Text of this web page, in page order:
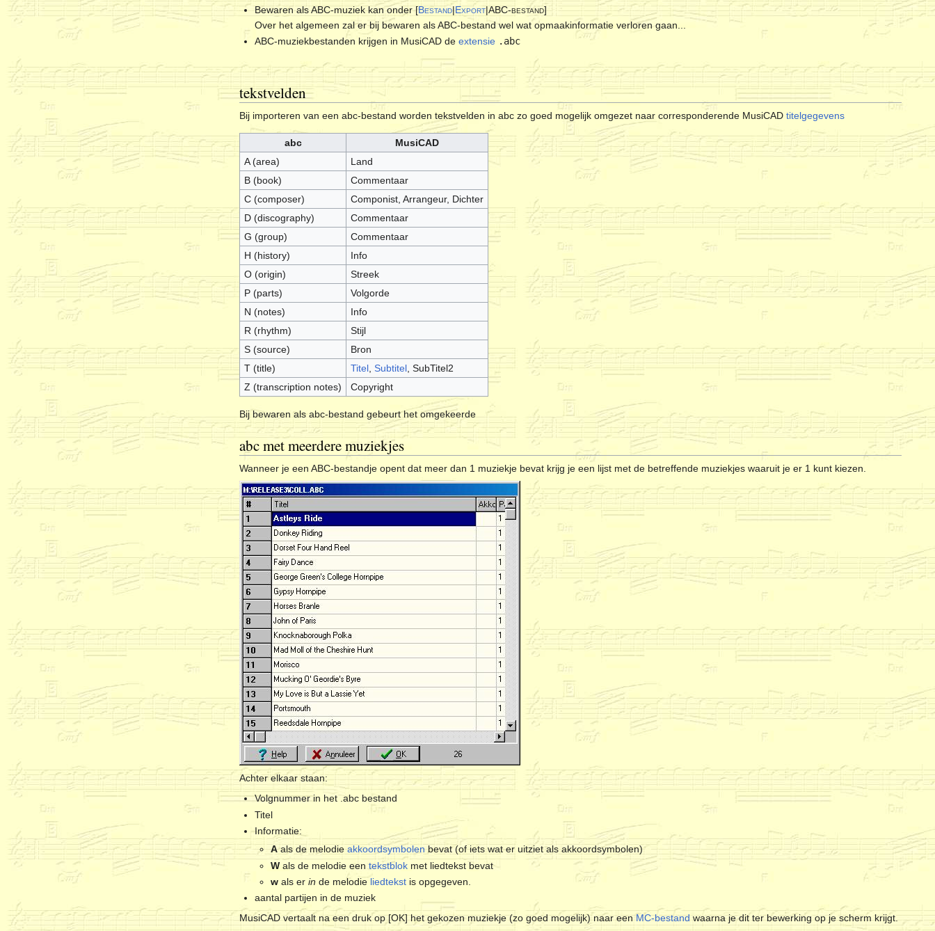
Bewaren als ABC-muziek kan onder [Bestand|Export|ABC-bestand]
Over het algemeen zal er bij bewaren als ABC-bestand wel wat opmaakinformatie verloren gaan...
ABC-muziekbestanden krijgen in MusiCAD deextensie .abc
tekstvelden
Bij importeren van een abc-bestand worden tekstvelden in abc zo goed mogelijk omgezet naar corresponderende MusiCAD titelgegevens
abc
MusiCAD
A (area)
Land
B (book)
Commentaar
C (composer)
Componist, Arrangeur, Dichter
D (discography)
Commentaar
G (group)
Commentaar
H (history)
Info
O (origin)
Streek
P (parts)
Volgorde
N (notes)
Info
R (rhythm)
Stijl
S (source)
Bron
T (title)
Titel, Subtitel, SubTitel2
Z (transcription notes)
Copyright
Bij bewaren als abc-bestand gebeurt het omgekeerde
abc met meerdere muziekjes
Wanneer je een ABC-bestandje opent dat meer dan 1 muziekje bevat krijg je een lijst met de betreffende muziekjes waaruit je er 1 kunt kiezen.
Achter elkaar staan:
Volgnummer in het .abc bestand
Titel
Informatie:
Aals de melodieakkoordsymbolenbevat (of iets wat er uitziet als akkoordsymbolen)
Wals de melodie een tekstblokmet liedtekst bevat
wals er in de melodie liedtekstis opgegeven.
aantal partijen in de muziek
MusiCAD vertaalt na een druk op [OK] het gekozen muziekje (zo goed mogelijk) naar eenMC-bestand waarna je dit ter bewerking op je scherm krijgt.